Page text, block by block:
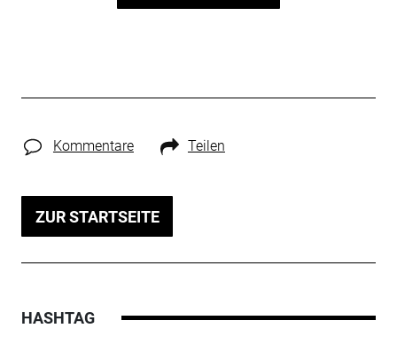
Kommentare Teilen
ZUR STARTSEITE
HASHTAG